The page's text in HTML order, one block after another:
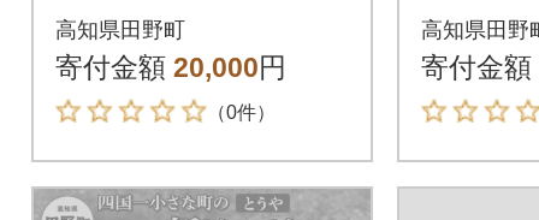
和6年産新じゃがいも
『とうや』 20kg 訳あ
り品
高知県田野町
寄付金額 20,000円
（0件）
和6年産
『とうや』
り品
高知県田野
寄付金額